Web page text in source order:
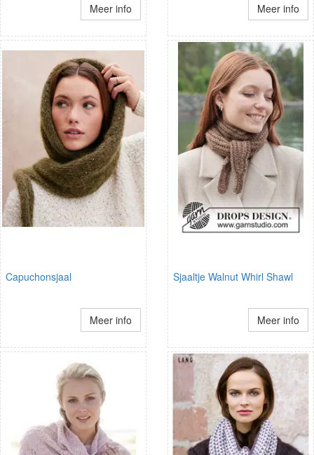
Meer info Meer info
Capuchonsjaal
Meer info
Sjaaltje Walnut Whirl Shawl
Meer info